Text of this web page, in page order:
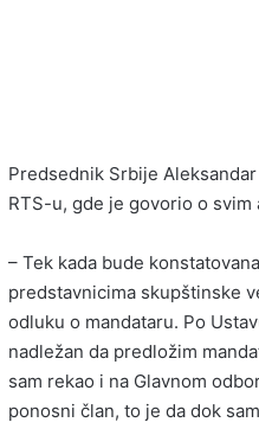
Predsednik Srbije
RTS-u, gde je govorio o
– Tek kada bude
predstavnicima skupštinske
odluku o mandataru. Po
nadležan da predložim
sam rekao i na Glavnom
ponosni član, to je da dok